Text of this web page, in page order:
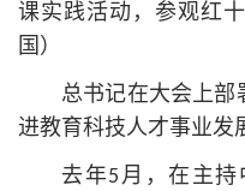
课实践活动，参观红
国）
总书记在大会上部
进教育科技人才事业发
去年5月，在主